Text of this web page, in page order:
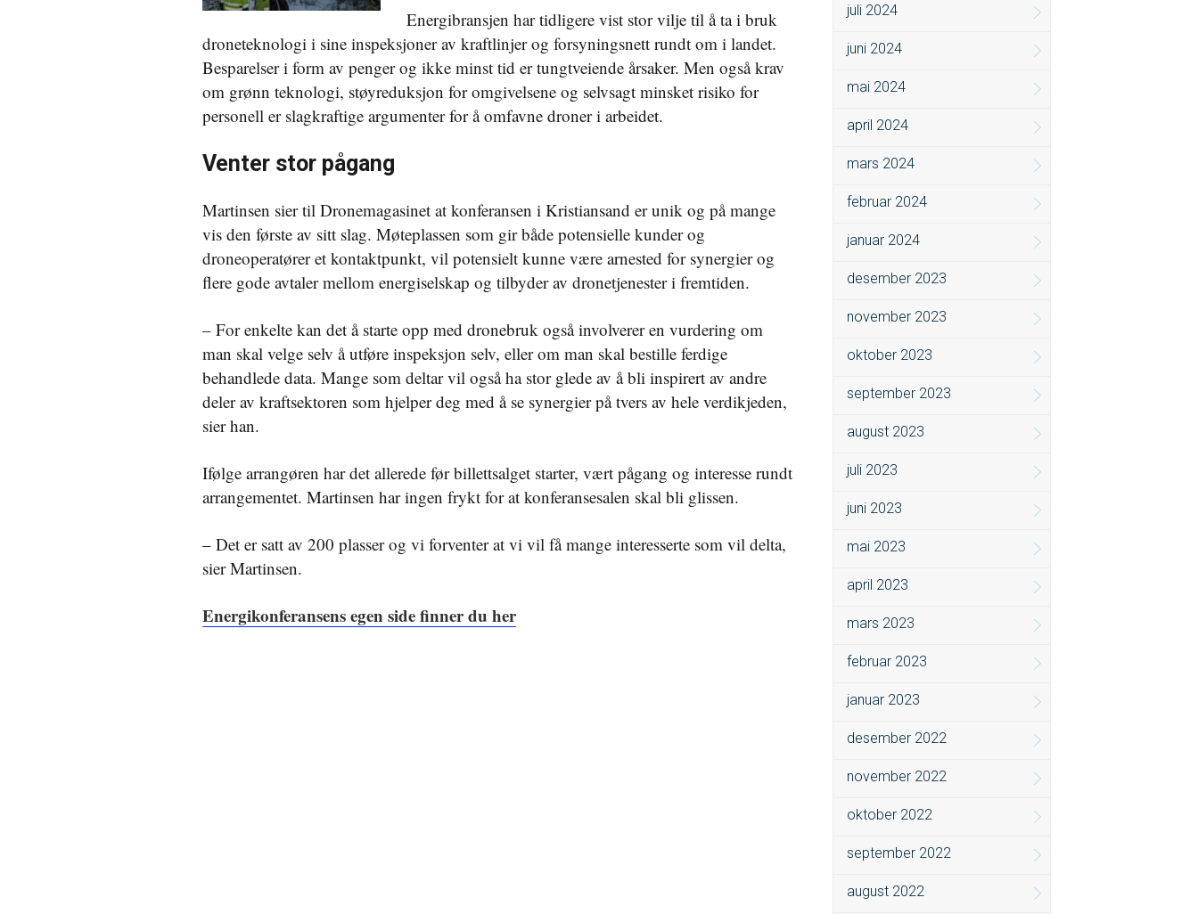
Energibransjen har tidligere vist stor vilje til å ta i bruk
droneteknologi i sine inspeksjoner av kraftlinjer og forsyningsnett rundt om i landet.
Besparelser i form av penger og ikke minst tid er tungtveiende årsaker. Men også krav
om grønn teknologi, støyreduksjon for omgivelsene og selvsagt minsket risiko for
personell er slagkraftige argumenter for å omfavne droner i arbeidet.
Venter stor pågang
Martinsen sier til Dronemagasinet at konferansen i Kristiansand er unik og på mange
vis den første av sitt slag. Møteplassen som gir både potensielle kunder og
droneoperatører et kontaktpunkt, vil potensielt kunne være arnested for synergier og
flere gode avtaler mellom energiselskap og tilbyder av dronetjenester i fremtiden.
– For enkelte kan det å starte opp med dronebruk også involverer en vurdering om
man skal velge selv å utføre inspeksjon selv, eller om man skal bestille ferdige
behandlede data. Mange som deltar vil også ha stor glede av å bli inspirert av andre
deler av kraftsektoren som hjelper deg med å se synergier på tvers av hele verdikjeden,
sier han.
Ifølge arrangøren har det allerede før billettsalget starter, vært pågang og interesse rundt
arrangementet. Martinsen har ingen frykt for at konferansesalen skal bli glissen.
– Det er satt av 200 plasser og vi forventer at vi vil få mange interesserte som vil delta,
sier Martinsen.
Energikonferansens egen side finner du her
juli 2024
juni 2024
mai 2024
april 2024
mars 2024
februar 2024
januar 2024
desember 2023
november 2023
oktober 2023
september 2023
august 2023
juli 2023
juni 2023
mai 2023
april 2023
mars 2023
februar 2023
januar 2023
desember 2022
november 2022
oktober 2022
september 2022
august 2022